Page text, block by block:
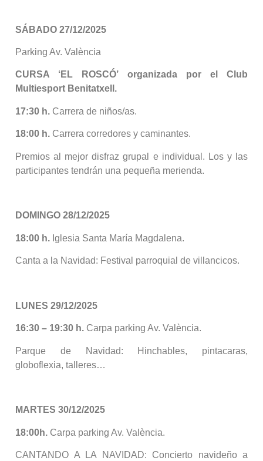
SÁBADO 27/12/2025
Parking Av. València
CURSA ‘EL ROSCÓ’ organizada por el Club
Multiesport Benitatxell.
17:30 h. Carrera de niños/as.
18:00 h. Carrera corredores y caminantes.
Premios al mejor disfraz grupal e individual. Los y las
participantes tendrán una pequeña merienda.
DOMINGO 28/12/2025
18:00 h. Iglesia Santa María Magdalena.
Canta a la Navidad: Festival parroquial de villancicos.
LUNES 29/12/2025
16:30 – 19:30 h. Carpa parking Av. València.
Parque de Navidad: Hinchables, pintacaras,
globoflexia, talleres…
MARTES 30/12/2025
18:00h. Carpa parking Av. València.
CANTANDO A LA NAVIDAD: Concierto navideño a